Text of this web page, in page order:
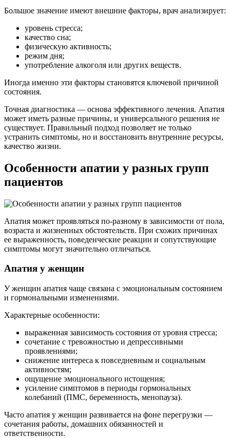
Большое значение имеют внешние факторы, врач анализирует:
уровень стресса;
качество сна;
физическую активность;
режим дня;
употребление алкоголя или других веществ.
Иногда именно эти факторы становятся ключевой причиной
состояния.
Точная диагностика — основа эффективного лечения. Апатия
может иметь разные причины, и универсального решения не
существует. Правильный подход позволяет не только
устранить симптомы, но и восстановить внутренние ресурсы,
качество жизни.
Особенности апатии у разных групп
пациентов
Апатия может проявляться по-разному в зависимости от пола,
возраста и жизненных обстоятельств. При схожих причинах
ее выраженность, поведенческие реакции и сопутствующие
симптомы могут значительно отличаться.
Апатия у женщин
У женщин апатия чаще связана с эмоциональным состоянием
и гормональными изменениями.
Характерные особенности:
выраженная зависимость состояния от уровня стресса;
сочетание с тревожностью и депрессивными
проявлениями;
снижение интереса к повседневным и социальным
активностям;
ощущение эмоционального истощения;
усиление симптомов в периоды гормональных
колебаний (ПМС, беременность, менопауза).
Часто апатия у женщин развивается на фоне перегрузки —
сочетания работы, домашних обязанностей и
ответственности.